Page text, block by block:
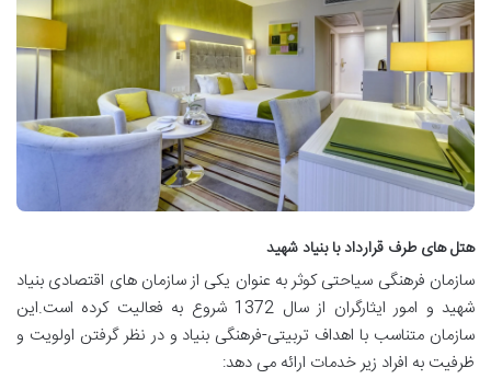
هتل های طرف قرارداد با بنیاد شهید
سازمان فرهنگی سیاحتی کوثر به عنوان یکی از سازمان های اقتصادی بنیاد
شهید و امور ایثارگران از سال 1372 شروع به فعالیت کرده است.این
سازمان متناسب با اهداف تربیتی-فرهنگی بنیاد و در نظر گرفتن اولویت و
ظرفیت به افراد زیر خدمات ارائه می دهد: